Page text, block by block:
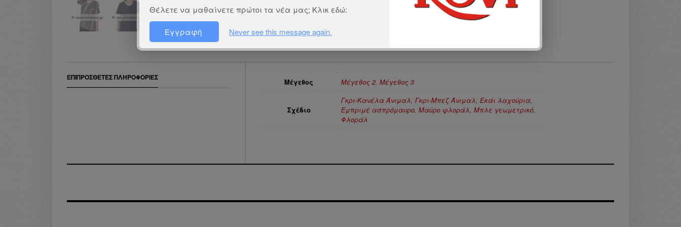
ΕΠΙΠΡΌΣΘΕΤΕΣ ΠΛΗΡΟΦΟΡΊΕΣ Μέγεθος Μέγεθος 2, Μέγεθος 3
Σχέδιο
Γκρι-Κανέλα Άνιμαλ, Γκρι-Μπεζ Άνιμαλ, Εκάι λαχούρια,
Εμπριμέ ασπρόμαυρο, Μαύρο φλοράλ, Μπλε γεωμετρικό,
Φλοράλ
Θέλετε να μαθαίνετε πρώτοι τα νέα μας; Κλικ εδώ:
Εγγραφή Never see this message again.